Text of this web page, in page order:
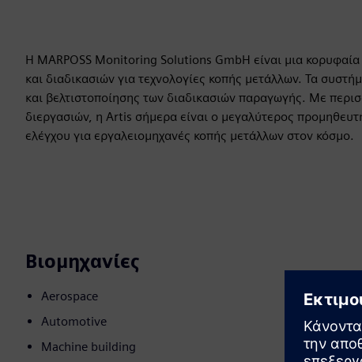
Η MARPOSS Monitoring Solutions GmbH είναι μια
και διαδικασιών για τεχνολογίες κοπής μετάλλων. Τα
και βελτιστοποίησης των διαδικασιών παραγωγής. Με
διεργασιών, η Artis σήμερα είναι ο μεγαλύτερος
ελέγχου για εργαλειομηχανές κοπής μετάλλων στον κόσμο.
Βιομηχανίες
Aerospace
Automotive
Machine building